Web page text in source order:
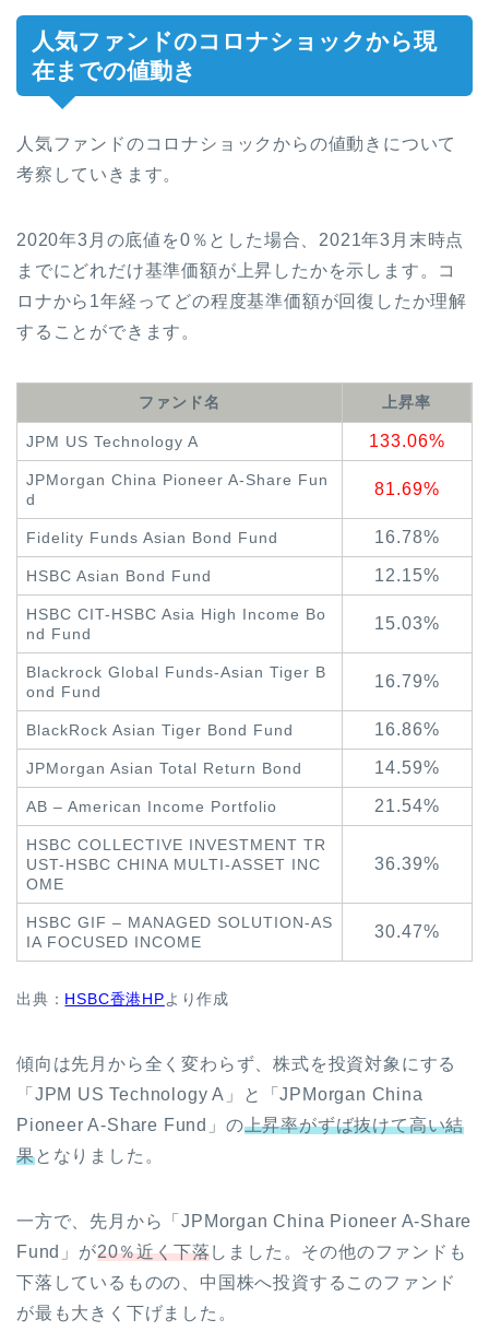
人気ファンドのコロナショックから現
在までの値動き
人気ファンドのコロナショックからの値動きについて
考察していきます。
2020年3月の底値を0％とした場合、2021年3月末時点
までにどれだけ基準価額が上昇したかを示します。コ
ロナから1年経ってどの程度基準価額が回復したか理解
することができます。
ファンド名 上昇率
JPM US Technology A 133.06%
JPMorgan China Pioneer A-Share Fun
d
81.69%
Fidelity Funds Asian Bond Fund 16.78%
HSBC Asian Bond Fund 12.15%
HSBC CIT-HSBC Asia High Income Bo
nd Fund
15.03%
Blackrock Global Funds-Asian Tiger B
ond Fund
16.79%
BlackRock Asian Tiger Bond Fund 16.86%
JPMorgan Asian Total Return Bond 14.59%
AB – American Income Portfolio 21.54%
HSBC COLLECTIVE INVESTMENT TR
UST-HSBC CHINA MULTI-ASSET INC
OME
36.39%
HSBC GIF – MANAGED SOLUTION-AS
IA FOCUSED INCOME
30.47%
出典： HSBC香港HPより作成
傾向は先月から全く変わらず、株式を投資対象にする
「JPM US Technology A」と「JPMorgan China
Pioneer A-Share Fund」の上昇率がずば抜けて高い結
果となりました。
一方で、先月から「JPMorgan China Pioneer A-Share
Fund」が20％近く下落しました。その他のファンドも
下落しているものの、中国株へ投資するこのファンド
が最も大きく下げました。